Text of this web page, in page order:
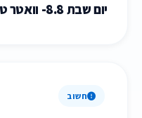
יום שבת 8.8- וואטר טאג אקסטרים
חשוב